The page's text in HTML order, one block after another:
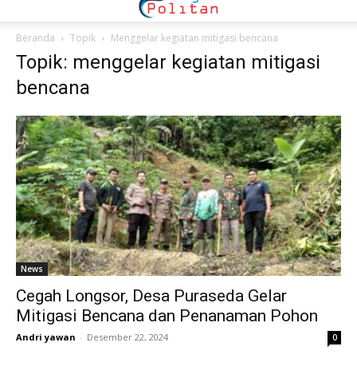
Beranda Topik Menggelar kegiatan mitigasi bencana
Topik: menggelar kegiatan mitigasi
bencana
News
Cegah Longsor, Desa Puraseda Gelar
Mitigasi Bencana dan Penanaman Pohon
Andri yawan - Desember 22, 2024 0